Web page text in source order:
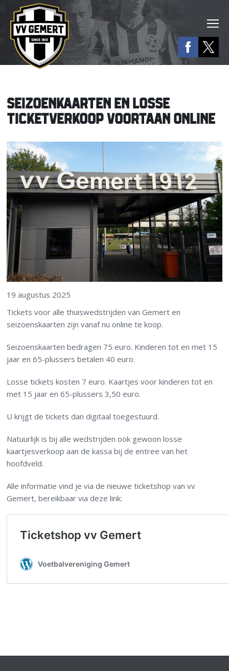
SEIZOENKAARTEN EN LOSSE
TICKETVERKOOP VOORTAAN ONLINE
19 augustus 2025
Tickets voor alle thuiswedstrijden van Gemert en
seizoenskaarten zijn vanaf nu online te koop.
Seizoenskaarten bedragen 75 euro. Kinderen tot en met 15
jaar en 65-plussers betalen 40 euro.
Losse tickets kosten 7 euro. Kaartjes voor kinderen tot en
met 15 jaar en 65-plussers 3,50 euro.
U krijgt de tickets dan digitaal toegestuurd.
Natuurlijk is bij alle wedstrijden ook gewoon losse
kaartjesverkoop aan de kassa bij de entree van het
hoofdveld.
Alle informatie vind je via de nieuwe ticketshop van vv
Gemert, bereikbaar via deze link: